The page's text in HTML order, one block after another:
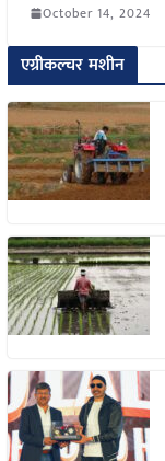
October 14, 2024
एग्रीकल्चर मशीन